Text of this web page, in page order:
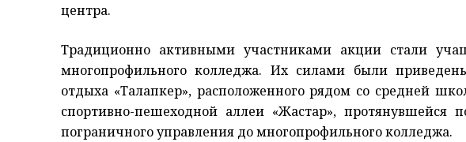
центра.
Традиционно активными участниками акции стали
многопрофильного колледжа. Их силами были
отдыха «Талапкер», расположенного рядом со средней
спортивно-пешеходной аллеи «Жастар», протянувшейся
пограничного управления до многопрофильного колледжа.